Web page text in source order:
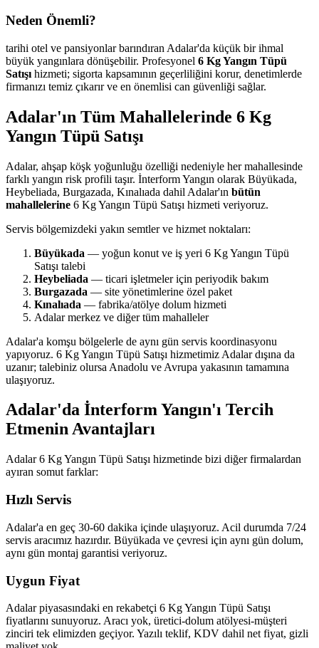
Neden Önemli?
tarihi otel ve pansiyonlar barındıran Adalar'da küçük bir ihmal
büyük yangınlara dönüşebilir. Profesyonel 6 Kg Yangın Tüpü
Satışı hizmeti; sigorta kapsamının geçerliliğini korur, denetimlerde
firmanızı temiz çıkarır ve en önemlisi can güvenliği sağlar.
Adalar'ın Tüm Mahallelerinde 6 Kg
Yangın Tüpü Satışı
Adalar, ahşap köşk yoğunluğu özelliği nedeniyle her mahallesinde
farklı yangın risk profili taşır. İnterform Yangın olarak Büyükada,
Heybeliada, Burgazada, Kınalıada dahil Adalar'ın bütün
mahallelerine 6 Kg Yangın Tüpü Satışı hizmeti veriyoruz.
Servis bölgemizdeki yakın semtler ve hizmet noktaları:
Büyükada — yoğun konut ve iş yeri 6 Kg Yangın Tüpü
Satışı talebi
Heybeliada — ticari işletmeler için periyodik bakım
Burgazada — site yönetimlerine özel paket
Kınalıada — fabrika/atölye dolum hizmeti
Adalar merkez ve diğer tüm mahalleler
Adalar'a komşu bölgelerle de aynı gün servis koordinasyonu
yapıyoruz. 6 Kg Yangın Tüpü Satışı hizmetimiz Adalar dışına da
uzanır; talebiniz olursa Anadolu ve Avrupa yakasının tamamına
ulaşıyoruz.
Adalar'da İnterform Yangın'ı Tercih
Etmenin Avantajları
Adalar 6 Kg Yangın Tüpü Satışı hizmetinde bizi diğer firmalardan
ayıran somut farklar:
Hızlı Servis
Adalar'a en geç 30-60 dakika içinde ulaşıyoruz. Acil durumda 7/24
servis aracımız hazırdır. Büyükada ve çevresi için aynı gün dolum,
aynı gün montaj garantisi veriyoruz.
Uygun Fiyat
Adalar piyasasındaki en rekabetçi 6 Kg Yangın Tüpü Satışı
fiyatlarını sunuyoruz. Aracı yok, üretici-dolum atölyesi-müşteri
zinciri tek elimizden geçiyor. Yazılı teklif, KDV dahil net fiyat, gizli